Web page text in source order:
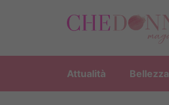
Attualità Bellezza